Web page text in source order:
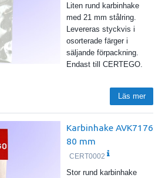
Liten rund karbinhake
med 21 mm stålring.
Levereras styckvis i
osorterade färger i
säljande förpackning.
Endast till CERTEGO.
Läs mer
Karbinhake AVK7176
80 mm
CERT0002
Stor rund karbinhake